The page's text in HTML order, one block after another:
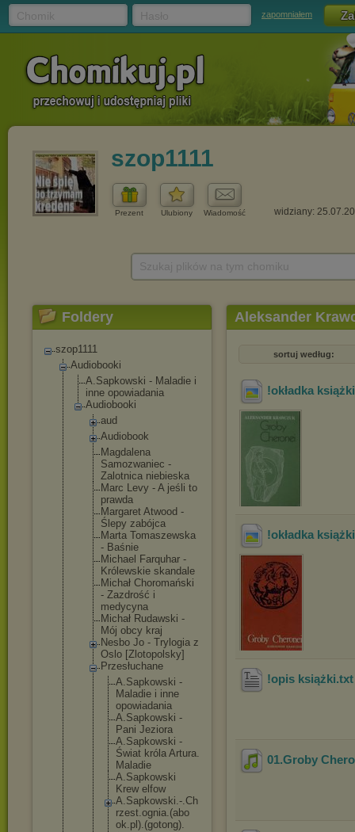
zapomniałem
szop1111
Prezent Ulubiony Wiadomość widziany:
Foldery
szop1111
Audiobooki
A.Sapkowski - Maladie i
inne opowiadania
Audiobooki
aud
Audiobook
Magdalena
Samozwaniec -
Zalotnica niebieska
Marc Levy - A jeśli to
prawda
Margaret Atwood -
Ślepy zabójca
Marta Tomaszewska
- Baśnie
Michael Farquhar -
Królewskie skandale
Michał Choromański
- Zazdrość i
medycyna
Michał Rudawski -
Mój obcy kraj
Nesbo Jo - Trylogia z
Oslo [Zlotopolsky]
Przesłuchane
A.Sapkowski -
Maladie i inne
opowiadania
A.Sapkowski -
Pani Jeziora
A.Sapkowski -
Świat króla Artura.
Maladie
A.Sapkowski
Krew elfow
A.Sapkowski.-.Ch
rzest.ognia.(abo
ok.pl).(gotong).
Aleksander
sortuj według:
!okładka
!okładka
!opis książki
01.Groby